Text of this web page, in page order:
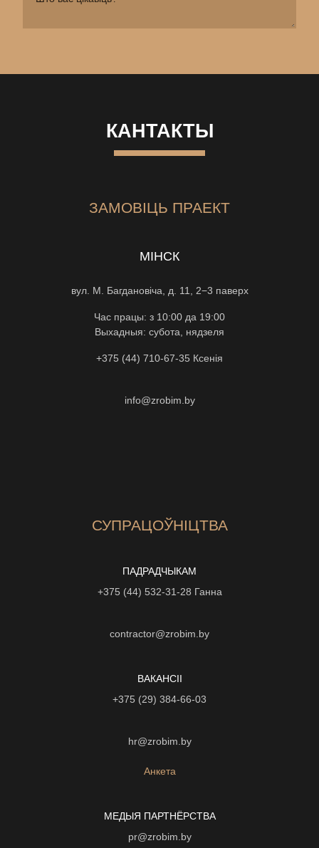
КАНТАКТЫ
ЗАМОВІЦЬ ПРАЕКТ
МІНСК
вул. М. Багдановіча, д. 11, 2−3 паверх
Час працы: з 10:00 да 19:00
Выхадныя: субота, нядзеля
+375 (44) 710-67-35 Ксенiя
info@zrobim.by
СУПРАЦОЎНІЦТВА
ПАДРАДЧЫКАМ
+375 (44) 532-31-28 Ганна
contractor@zrobim.by
ВАКАНСІI
+375 (29) 384-66-03
hr@zrobim.by
Анкета
МЕДЫЯ ПАРТНЁРСТВА
pr@zrobim.by